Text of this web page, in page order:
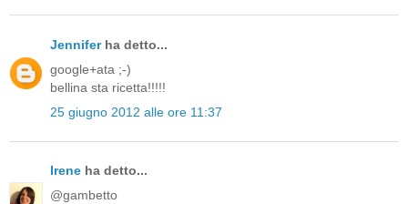
Jenniferha detto...
google+ata ;-)
bellina sta ricetta!!!!!
25 giugno 2012 alle ore 11:37
Irene ha detto...
@gambetto